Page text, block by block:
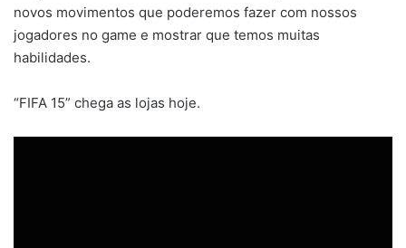
novos movimentos que poderemos fazer com nossos
jogadores no game e mostrar que temos muitas
habilidades.
“FIFA 15” chega as lojas hoje.